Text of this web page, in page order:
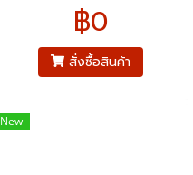
หน้าปัทม์ 2.5" เกลียวทองเหลือง
ออกหลังมีปีก 1/4"pt
฿0
สั่งซื้อสินค้า
New